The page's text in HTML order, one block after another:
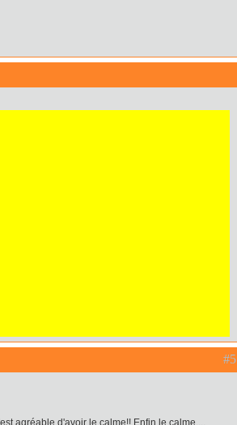
#5
agréable d'avoir le calme!! Enfin le calme....